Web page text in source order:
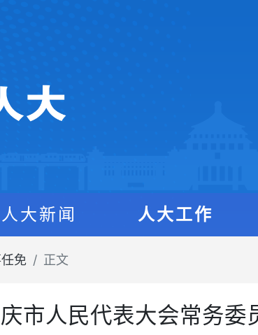
人大新闻 人大工作
免 正文
市人民代表大会常务委